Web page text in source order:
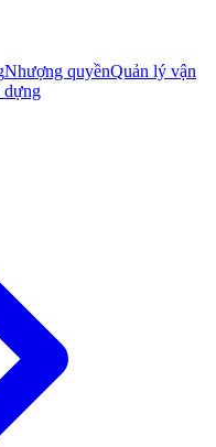
Nhượng quyềnQuản lý vận
dựng